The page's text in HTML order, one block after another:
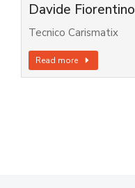
Davide Fiorentino
Tecnico Carismatix
Read more